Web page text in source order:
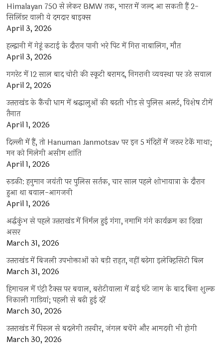
Himalayan 750 से लेकर BMW तक, भारत में जल्द आ सकती हैं 2-
सिलिंडर वाली ये दमदार बाइक्स
April 3, 2026
हल्द्वानी में गेहूं कटाई के दौरान पानी भरे पिट में गिरा नाबालिग, मौत
April 3, 2026
गगरेट में 12 साल बाद चोरी की स्कूटी बरामद, निगरानी व्यवस्था पर उठे सवाल
April 2, 2026
उत्तराखंड के कैंची धाम में श्रद्धालुओं की बढ़ती भीड़ से पुलिस अलर्ट, विशेष टीमें
तैनात
April 1, 2026
दिल्ली में हैं, तो Hanuman Janmotsav पर इन 5 मंदिरों में जरूर टेकें माथा;
मन को मिलेगी असीम शांति
April 1, 2026
रुड़की: हनुमान जयंती पर पुलिस सर्तक, चार साल पहले शोभायात्रा के दौरान
हुआ था बवाल-आगजनी
April 1, 2026
अर्द्धकुंभ से पहले उत्तराखंड में निर्मल हुई गंगा, नमामि गंगे कार्यक्रम का दिखा
असर
March 31, 2026
उत्तराखंड में बिजली उपभोक्ताओं को बड़ी राहत, नहीं बढ़ेगा इलेक्ट्रिसिटी बिल
March 31, 2026
हिमाचल में एंट्री टैक्स पर बवाल, बरोटीवाला में ढाई घंटे जाम के बाद बिना शुल्क
निकाली गाड़ियां; पहली से बढ़ी हुई दरें
March 30, 2026
उत्तराखंड में पिरुल से बदलेगी तस्वीर, जंगल बचेंगे और आमदनी भी होगी
March 30, 2026